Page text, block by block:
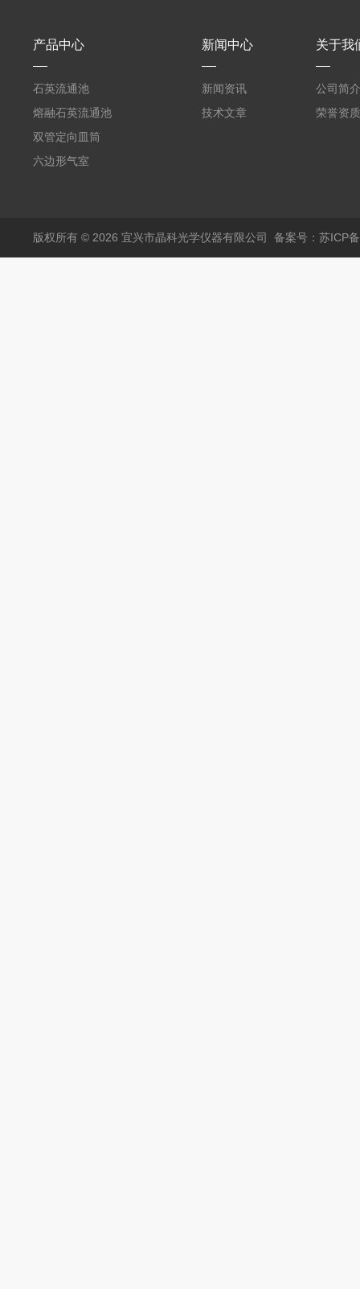
产品中心
石英流通池
熔融石英流通池
双管定向皿筒
六边形气室
新闻中心
新闻资讯
技术文章
关于我
公司简介
荣誉资质
版权所有 © 2026 宜兴市晶科光学仪器有限公司 备案号：苏ICP